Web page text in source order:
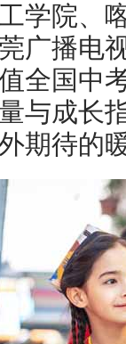
学院、
广播电
全国中
与成长
期待的